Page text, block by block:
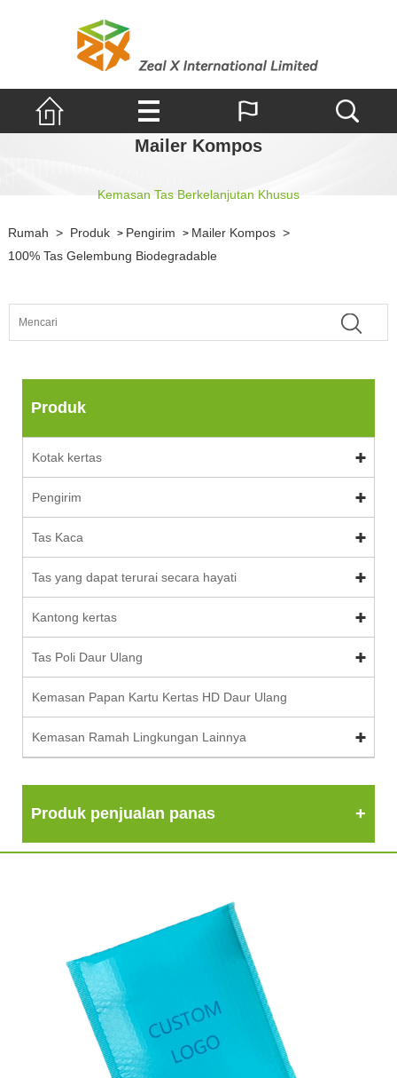
Mailer Kompos
Kemasan Tas Berkelanjutan Khusus
Rumah > Produk > Pengirim > Mailer Kompos >
100% Tas Gelembung Biodegradable
Produk
Kotak kertas
Pengirim
Tas Kaca
Tas yang dapat terurai secara hayati
Kantong kertas
Tas Poli Daur Ulang
Kemasan Papan Kartu Kertas HD Daur Ulang
Kemasan Ramah Lingkungan Lainnya
Produk penjualan panas